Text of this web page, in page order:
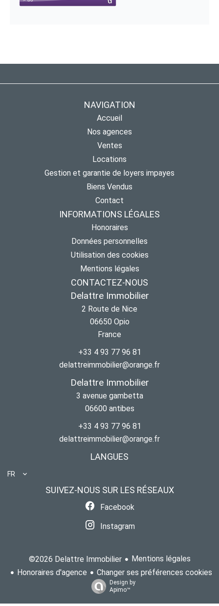
NAVIGATION
Accueil
Nos agences
Ventes
Locations
Gestion et garantie de loyers impayes
Biens Vendus
Contact
INFORMATIONS LÉGALES
Honoraires
Données personnelles
Utilisation des cookies
Mentions légales
CONTACTEZ-NOUS
Delattre Immobilier
2 Route de Nice
06650 Opio
France
+33 4 93 77 96 81
delattreimmobilier@orange.fr
Delattre Immobilier
3 avenue gambetta
06600 antibes
+33 4 93 77 96 81
delattreimmobilier@orange.fr
LANGUES
FR
SUIVEZ-NOUS SUR LES RÉSEAUX
Facebook
Instagram
©2026 Delattre Immobilier
Mentions légales
Honoraires d'agence
Changer ses préférences cookies
Design by
Apimo™